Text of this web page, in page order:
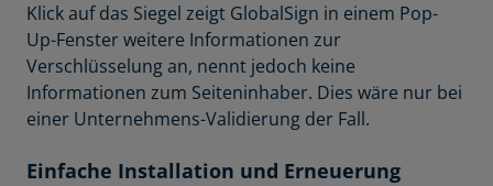
Klick auf das Siegel zeigt GlobalSign in einem Pop-
Up-Fenster weitere Informationen zur
Verschlüsselung an, nennt jedoch keine
Informationen zum Seiteninhaber. Dies wäre nur bei
einer Unternehmens-Validierung der Fall.
Einfache Installation und Erneuerung